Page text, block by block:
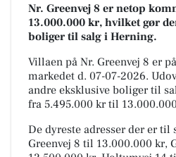
Nr. Greenvej 8 er netop
13.000.000 kr, hvilket gør
boliger til salg i Herning.
Villaen på Nr. Greenvej 8 er
markedet d. 07-07-2026.
andre eksklusive boliger til
fra 5.495.000 kr til
De dyreste adresser der er til
Greenvej 8 til 13.000.000 kr,